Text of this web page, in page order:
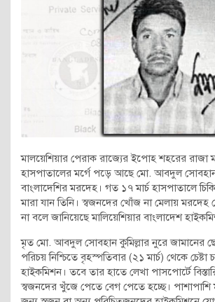
মালয়েশিয়ার পেরাক রাজ্যের ইপোহ শহরের রাজা
হাসপাতালের মর্গে পড়ে আছে মো. আবদুল
বাংলাদেশির মরদেহ। গত ১৭ মার্চ হাসপাতালে
মারা যান তিনি। স্বজনদের খোঁজ না মেলায় মরদেহ
না বলে জানিয়েছে মালিয়েশিয়ার বাংলাদেশ
মৃত মো. আবদুল সোবহান কুমিল্লার নুরে জামানের
পরিচয় নিশ্চিতে বৃহস্পতিবার (২১ মার্চ) থেকে চেষ্টা
হাইকমিশন। তবে তার হাতে লেখা পাসপোর্টে
স্বজনদের খুঁজে পেতে বেগ পেতে হচ্ছে। পাশাপাশি